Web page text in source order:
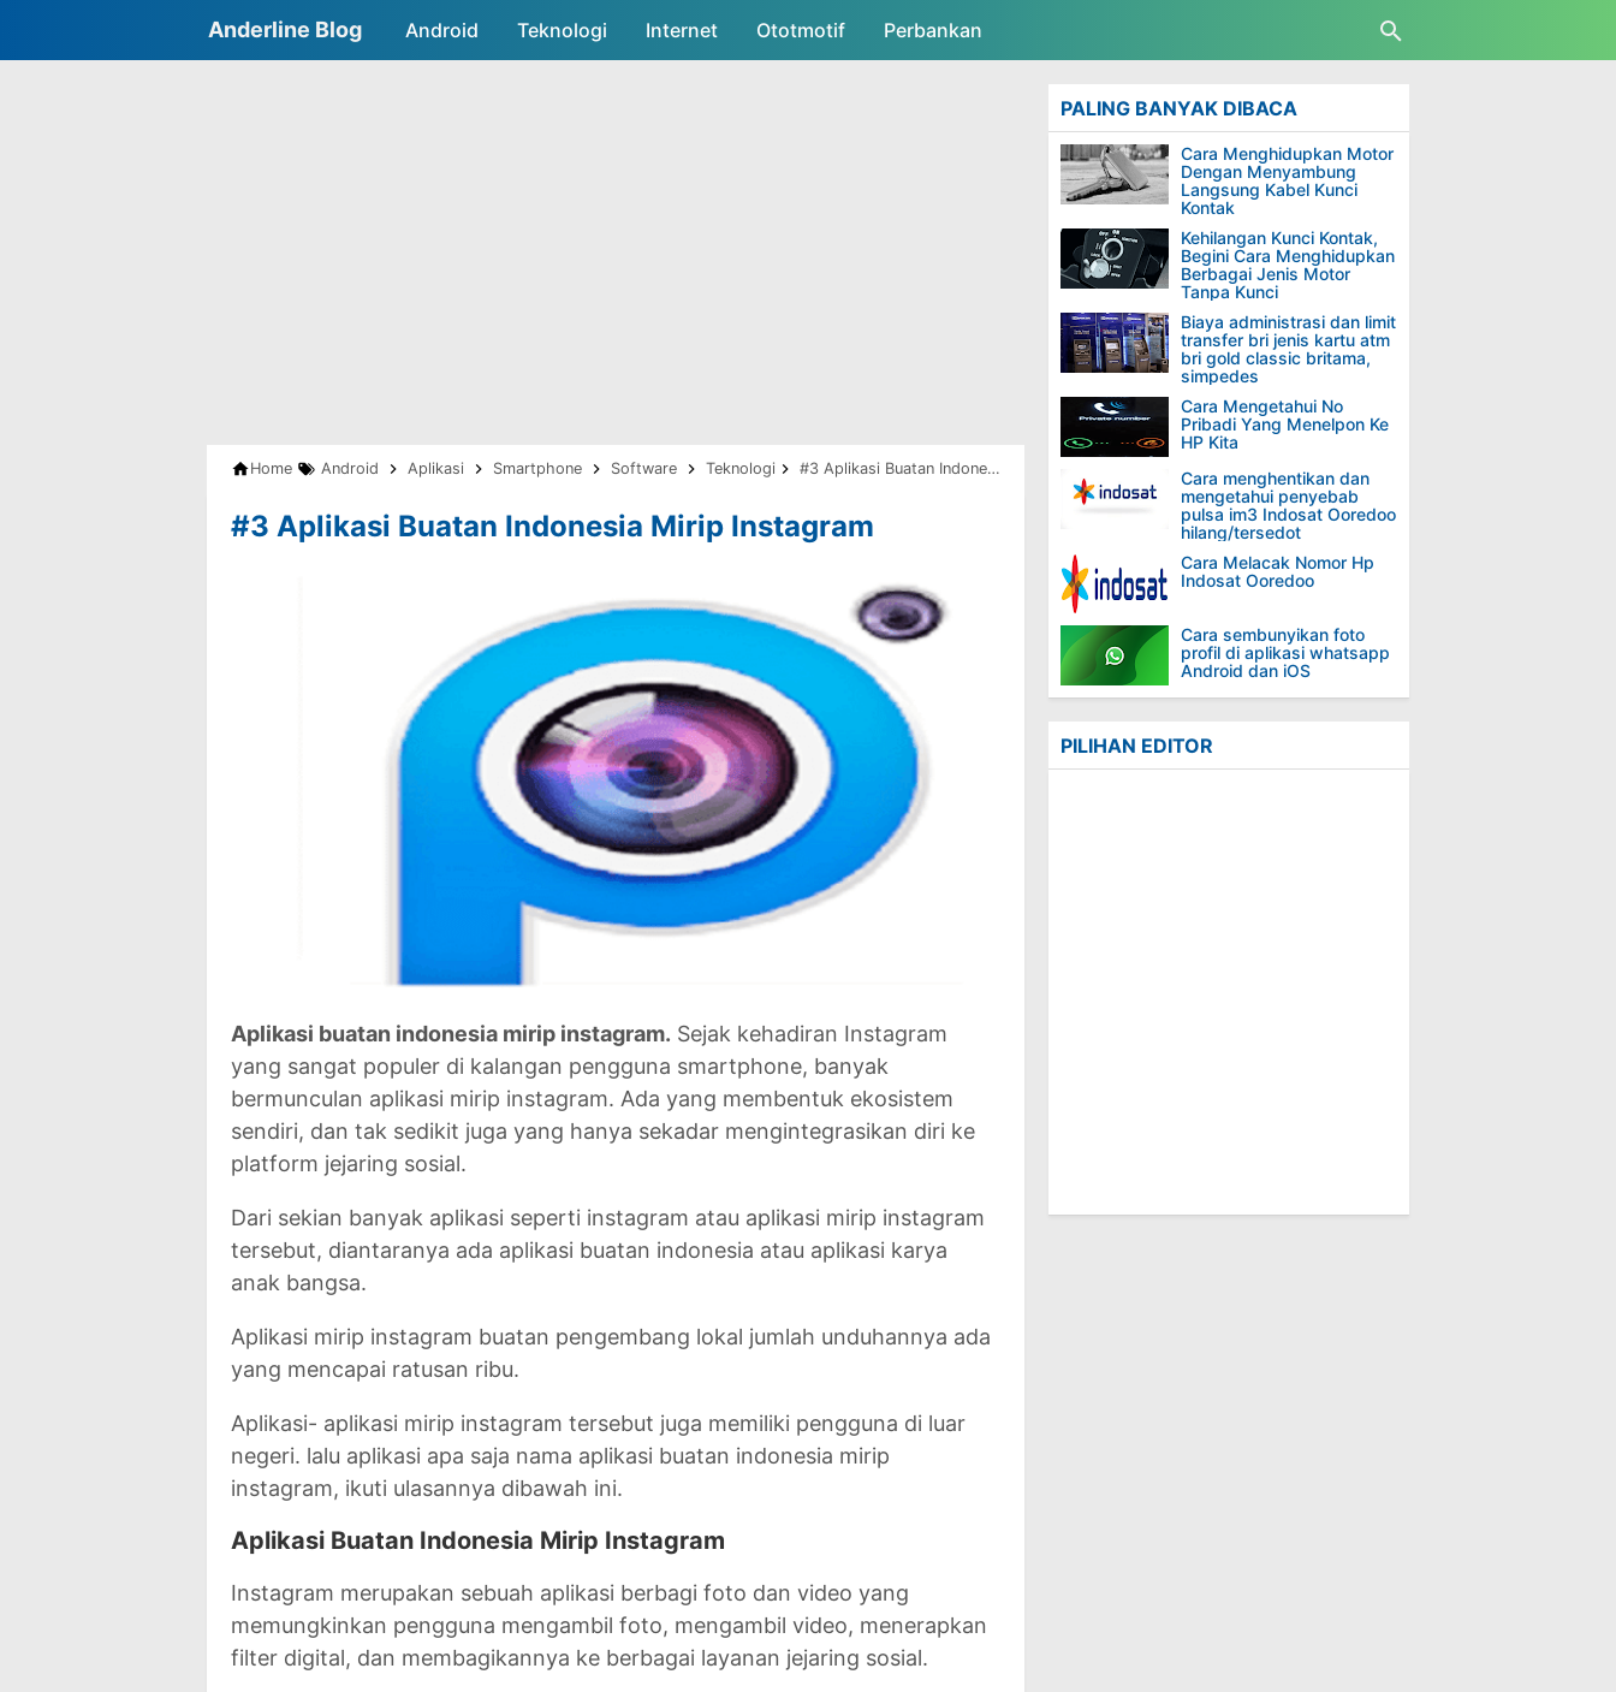
Skip to main content
Anderline Blog Android Teknologi Internet Ototmotif Perbankan
Home Android Aplikasi Smartphone Software Teknologi #3 Aplikasi Buatan Indonesia Mirip Instagram
#3 Aplikasi Buatan Indonesia Mirip Instagram
Aplikasi buatan indonesia mirip instagram. Sejak kehadiran Instagram
yang sangat populer di kalangan pengguna smartphone, banyak
bermunculan aplikasi mirip instagram. Ada yang membentuk ekosistem
sendiri, dan tak sedikit juga yang hanya sekadar mengintegrasikan diri ke
platform jejaring sosial.
Dari sekian banyak aplikasi seperti instagram atau aplikasi mirip instagram
tersebut, diantaranya ada aplikasi buatan indonesia atau aplikasi karya
anak bangsa.
Aplikasi mirip instagram buatan pengembang lokal jumlah unduhannya ada
yang mencapai ratusan ribu.
Aplikasi- aplikasi mirip instagram tersebut juga memiliki pengguna di luar
negeri. lalu aplikasi apa saja nama aplikasi buatan indonesia mirip
instagram, ikuti ulasannya dibawah ini.
Aplikasi Buatan Indonesia Mirip Instagram
Instagram merupakan sebuah aplikasi berbagi foto dan video yang
memungkinkan pengguna mengambil foto, mengambil video, menerapkan
filter digital, dan membagikannya ke berbagai layanan jejaring sosial.
PALING BANYAK DIBACA
Cara Menghidupkan Motor
Dengan Menyambung
Langsung Kabel Kunci
Kontak
Kehilangan Kunci Kontak,
Begini Cara Menghidupkan
Berbagai Jenis Motor
Tanpa Kunci
Biaya administrasi dan limit
transfer bri jenis kartu atm
bri gold classic britama,
simpedes
Cara Mengetahui No
Pribadi Yang Menelpon Ke
HP Kita
Cara menghentikan dan
mengetahui penyebab
pulsa im3 Indosat Ooredoo
hilang/tersedot
Cara Melacak Nomor Hp
Indosat Ooredoo
Cara sembunyikan foto
profil di aplikasi whatsapp
Android dan iOS
PILIHAN EDITOR